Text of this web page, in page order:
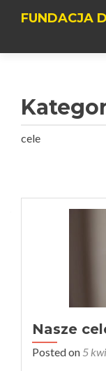
FUNDACJA
cele
Nasze
Posted on 5